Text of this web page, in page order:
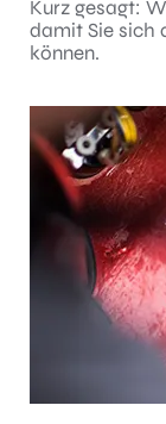
Kurz gesagt:
damit Sie sich
können.